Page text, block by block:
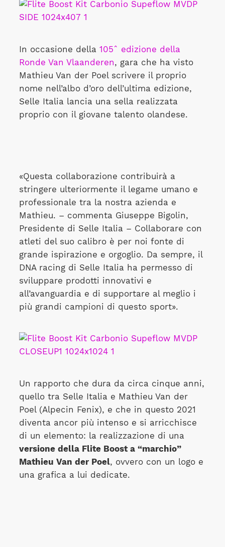
In occasione della 105ˆ edizione della
Ronde Van Vlaanderen, gara che ha visto
Mathieu Van der Poel scrivere il proprio
nome nell’albo d’oro dell’ultima edizione,
Selle Italia lancia una sella realizzata
proprio con il giovane talento olandese.
«Questa collaborazione contribuirà a
stringere ulteriormente il legame umano e
professionale tra la nostra azienda e
Mathieu. – commenta Giuseppe Bigolin,
Presidente di Selle Italia – Collaborare con
atleti del suo calibro è per noi fonte di
grande ispirazione e orgoglio. Da sempre, il
DNA racing di Selle Italia ha permesso di
sviluppare prodotti innovativi e
all’avanguardia e di supportare al meglio i
più grandi campioni di questo sport».
Un rapporto che dura da circa cinque anni,
quello tra Selle Italia e Mathieu Van der
Poel (Alpecin Fenix), e che in questo 2021
diventa ancor più intenso e si arricchisce
di un elemento: la realizzazione di una
versione della Flite Boost a “marchio”
Mathieu Van der Poel, ovvero con un logo e
una grafica a lui dedicate.